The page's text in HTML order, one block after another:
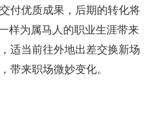
付优质成果，后期的转化将
样为属马人的职业生涯带来
适当前往外地出差交换新场
带来职场微妙变化。